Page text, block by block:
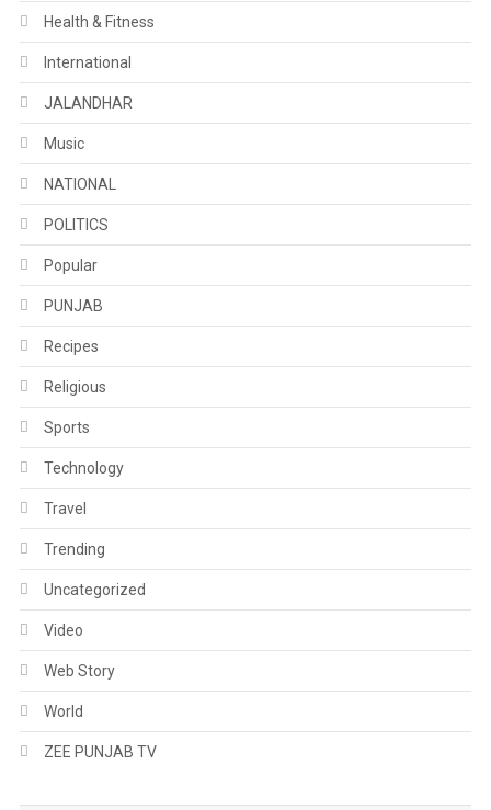
Health & Fitness
International
JALANDHAR
Music
NATIONAL
POLITICS
Popular
PUNJAB
Recipes
Religious
Sports
Technology
Travel
Trending
Uncategorized
Video
Web Story
World
ZEE PUNJAB TV